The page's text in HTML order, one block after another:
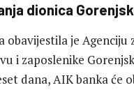
dionica
obavijestila je
i zaposlenike
dana, AIK banka će